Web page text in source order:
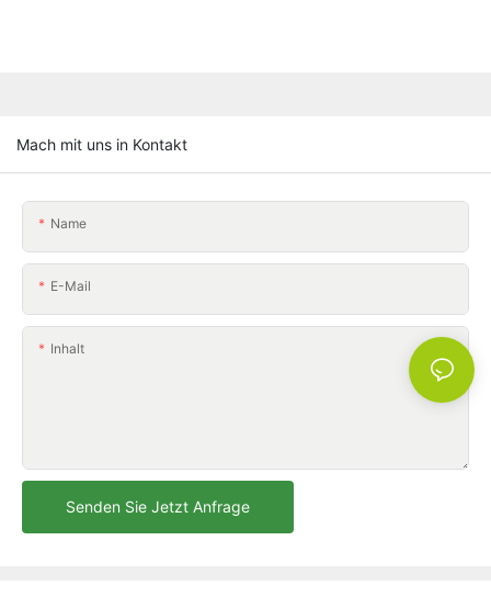
Mach mit uns in Kontakt
Name
E-Mail
Inhalt
Senden Sie Jetzt Anfrage